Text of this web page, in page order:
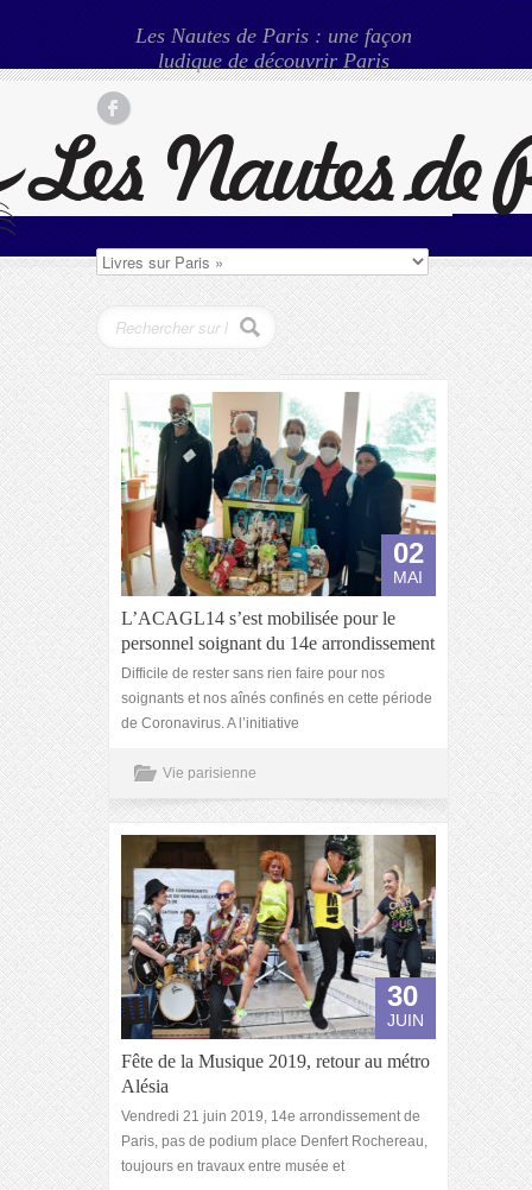
Les Nautes de Paris : une façon
ludique de découvrir Paris
02
MAI
L’ACAGL14 s’est mobilisée pour le
personnel soignant du 14e arrondissement
Difficile de rester sans rien faire pour nos
soignants et nos aînés confinés en cette période
de Coronavirus. A l’initiative
Vie parisienne
30
JUIN
Fête de la Musique 2019, retour au métro
Alésia
Vendredi 21 juin 2019, 14e arrondissement de
Paris, pas de podium place Denfert Rochereau,
toujours en travaux entre musée et